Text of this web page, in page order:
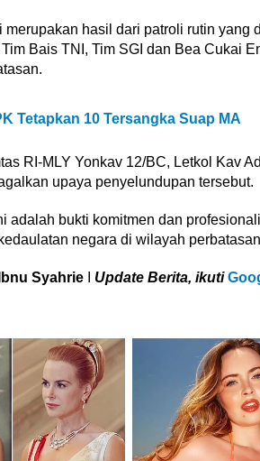
merupakan hasil dari patroli rutin yang
Bais TNI, Tim SGI dan Bea Cukai
Tetapkan 10 Tersangka Suap MA
RI-MLY Yonkav 12/BC, Letkol Kav
upaya penyelundupan tersebut.
adalah bukti komitmen dan
negara di wilayah
SyahrieI Update Berita, ikuti